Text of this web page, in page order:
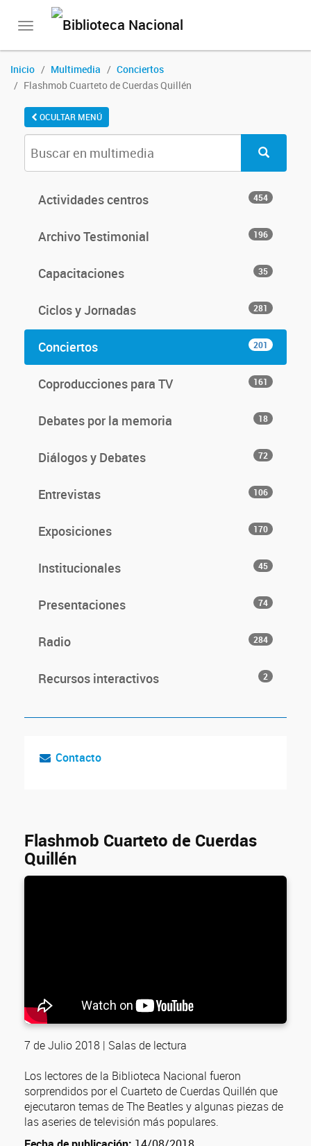
Toggle
Inicio Multimedia
Conciertos
Flashmob Cuarteto de Cuerdas Quillén
OCULTAR MENÚ
Actividades centros 454
Archivo Testimonial 196
Capacitaciones 35
Ciclos y Jornadas 281
Conciertos 201
Coproducciones para TV 161
Debates por la memoria 18
Diálogos y Debates 72
Entrevistas 106
Exposiciones 170
Institucionales 45
Presentaciones 74
Radio 284
Recursos interactivos 2
Contacto
Flashmob Cuarteto de Cuerdas
Quillén
7 de Julio 2018 | Salas de lectura
Los lectores de la Biblioteca Nacional fueron
sorprendidos por el Cuarteto de Cuerdas Quillén que
ejecutaron temas de The Beatles y algunas piezas de
las aseries de televisión más populares.